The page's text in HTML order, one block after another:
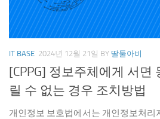
IT BASE 2024년 12월 21일 BY 딸둘아비
[CPPG] 정보주체에게 서면
릴 수 없는 경우 조치방법
개인정보 보호법에서는 개인정보처리